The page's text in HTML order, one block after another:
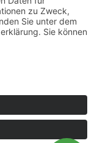
e. V.
die Website weiter